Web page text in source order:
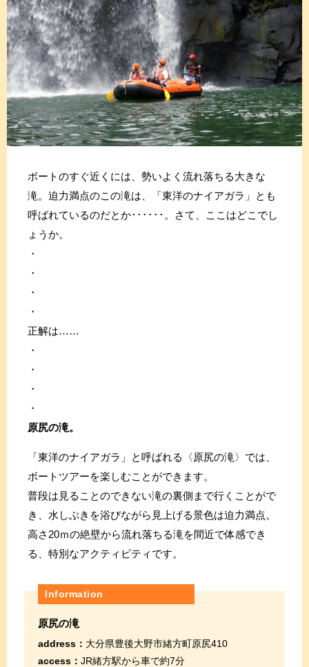
ボートのすぐ近くには、勢いよく流れ落ちる大きな
滝。迫力満点のこの滝は、「東洋のナイアガラ」とも
呼ばれているのだとか･･････。さて、ここはどこでし
ょうか。
・
・
・
・
正解は……
・
・
・
・
原尻の滝。
「東洋のナイアガラ」と呼ばれる〈原尻の滝〉では、
ボートツアーを楽しむことができます。
普段は見ることのできない滝の裏側まで行くことがで
き、水しぶきを浴びながら見上げる景色は迫力満点。
高さ20ｍの絶壁から流れ落ちる滝を間近で体感でき
る、特別なアクティビティです。
Information
原尻の滝
address： 大分県豊後大野市緒方町原尻410
access： JR緒方駅から車で約7分